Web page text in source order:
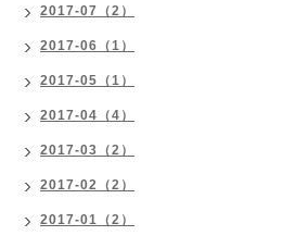
2017-07（2）
2017-06（1）
2017-05（1）
2017-04（4）
2017-03（2）
2017-02（2）
2017-01（2）